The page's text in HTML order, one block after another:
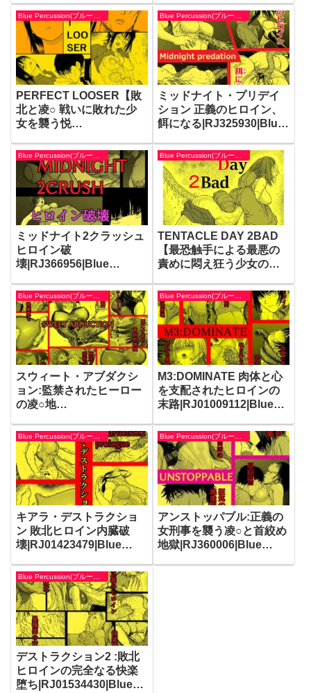
カッション)
カッション)
PERFECT LOOSER【敗
北と凌○ 戦いに敗れた少
女を襲う悦
Percussion(ブルー・パー
カッション)
ミッドナイト・プリデイ
ション 正義のヒロイン、
餌になる|RJ325930|Blue
カッション)
Blue Percussion(ブルー・パーカッション)
ミッドナイト2クラッシュ
ヒロイン破
壊|RJ366956|Blue
カッション)
Blue Percussion(ブルー・パーカッション)
TENTACLE DAY 2BAD
【最恐触手による最悪の
責めに悶え狂う少女の悪
Percussion(ブルー・パー
カッション)
Blue Percussion(ブルー・パーカッション)
スウィート・アブダクシ
ョン:監禁されたヒーロー
の凌○地
Percussion(ブルー・パー
カッション)
Blue Percussion(ブルー・パーカッション)
M3:DOMINATE 肉体と心
を支配されたヒロインの
末路|RJ01009112|Blue
カッション)
キアラ・デストラクショ
ン 敗北ヒロイン内臓破
壊|RJ01423479|Blue
カッション)
アンストッパブル:正義の
女刑事を襲う凌○と首絞め
地獄|RJ360006|Blue
デストラクション2 :敗北
ヒロインの完全なる快楽
堕ち|RJ01534430|Blue